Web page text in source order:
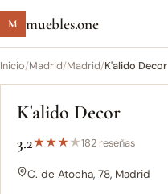
M muebles.one
Inicio/Madrid/Madrid/K'alido Decor
K'alido Decor
3.2★★★★182 reseñas
C. de Atocha, 78, Madrid